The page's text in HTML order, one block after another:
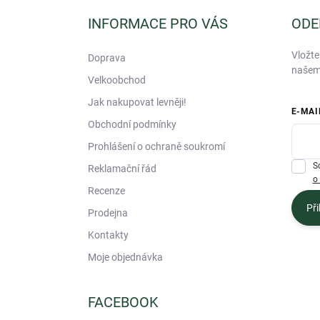
INFORMACE PRO VÁS
Doprava
Velkoobchod
Jak nakupovat levněji!
Obchodní podmínky
Prohlášení o ochraně soukromí
Reklamační řád
Recenze
Prodejna
Kontakty
Moje objednávka
E-
o
FACEBOOK